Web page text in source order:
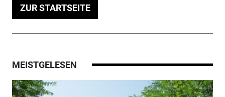
ZUR STARTSEITE
MEISTGELESEN